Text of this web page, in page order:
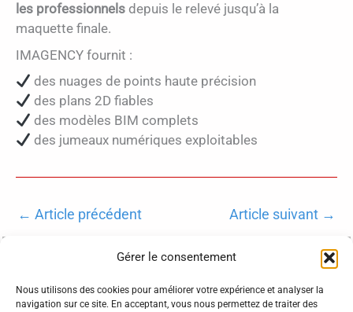
Gérer le consentement
Nous utilisons des cookies pour améliorer votre expérience et analyser la
navigation sur ce site. En acceptant, vous nous permettez de traiter des
les professionnels depuis le relevé jusqu’à la
maquette finale.
IMAGENCY fournit :
des nuages de points haute précision
des plans 2D fiables
des modèles BIM complets
des jumeaux numériques exploitables
← Article précédent Article suivant →
Qui sommes-nous
Mentions légales